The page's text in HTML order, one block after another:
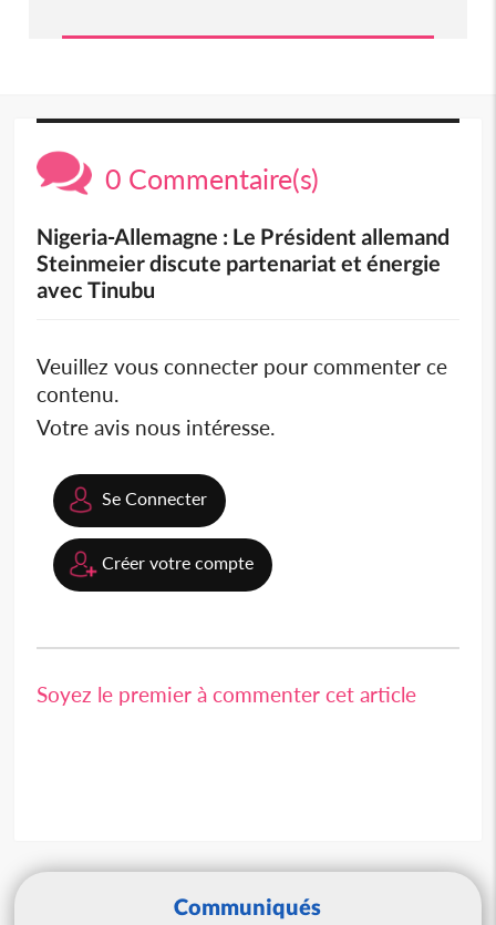
0 Commentaire(s)
Nigeria-Allemagne : Le Président allemand
Steinmeier discute partenariat et énergie
avec Tinubu
Veuillez vous connecter pour commenter ce
contenu.
Votre avis nous intéresse.
Se Connecter
Créer votre compte
Soyez le premier à commenter cet article
Communiqués